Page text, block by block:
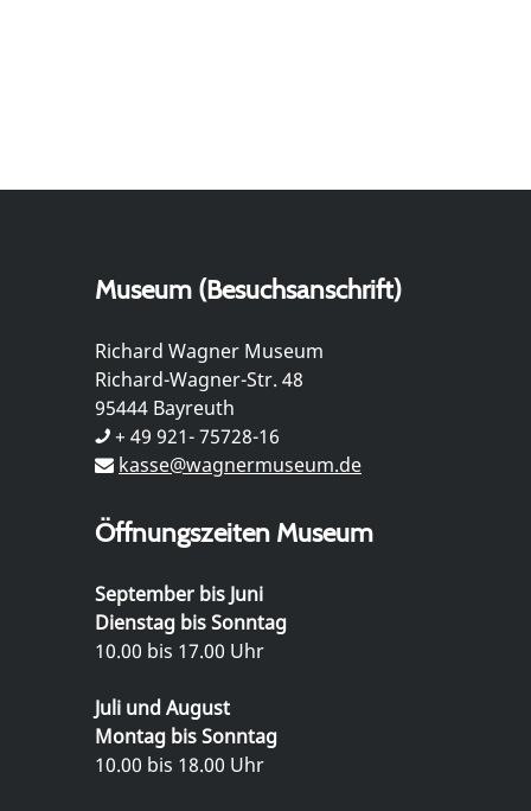
Museum (Besuchsanschrift)
Richard Wagner Museum
Richard-Wagner-Str. 48
95444 Bayreuth
+ 49 921- 75728-16
kasse@wagnermuseum.de
Öffnungszeiten Museum
September bis Juni
Dienstag bis Sonntag
10.00 bis 17.00 Uhr
Juli und August
Montag bis Sonntag
10.00 bis 18.00 Uhr